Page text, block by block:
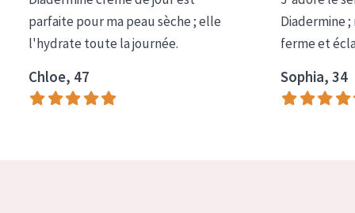
COLLECTION
Essentials
Lift+
Expert
parfaite pour ma peau sèche ; elle
l'hydrate toute la journée.
Chloe, 47
Diadermine
ferme et
Sophia, 34